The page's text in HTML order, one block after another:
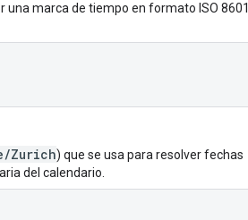
una marca de tiempo en formato ISO 8601
Zurich) que se usa para resolver fechas
del calendario.